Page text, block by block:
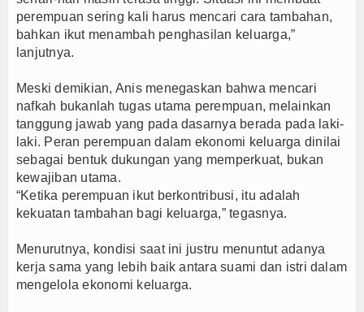
perempuan sering kali harus mencari cara tambahan,
bahkan ikut menambah penghasilan keluarga,”
lanjutnya.
Meski demikian, Anis menegaskan bahwa mencari
nafkah bukanlah tugas utama perempuan, melainkan
tanggung jawab yang pada dasarnya berada pada laki-
laki. Peran perempuan dalam ekonomi keluarga dinilai
sebagai bentuk dukungan yang memperkuat, bukan
kewajiban utama.
“Ketika perempuan ikut berkontribusi, itu adalah
kekuatan tambahan bagi keluarga,” tegasnya.
Menurutnya, kondisi saat ini justru menuntut adanya
kerja sama yang lebih baik antara suami dan istri dalam
mengelola ekonomi keluarga.